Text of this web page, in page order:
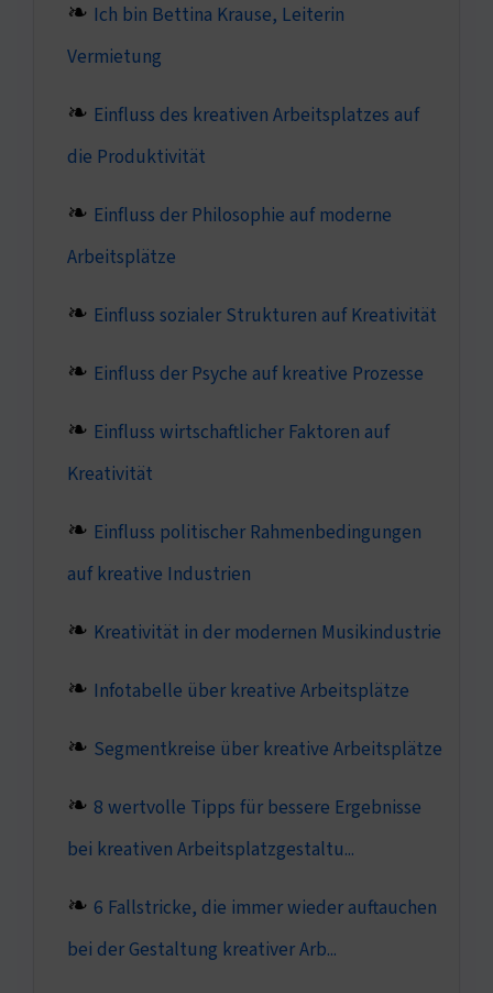
Ich bin Bettina Krause, Leiterin
Vermietung
Einfluss des kreativen Arbeitsplatzes auf
die Produktivität
Einfluss der Philosophie auf moderne
Arbeitsplätze
Einfluss sozialer Strukturen auf Kreativität
Einfluss der Psyche auf kreative Prozesse
Einfluss wirtschaftlicher Faktoren auf
Kreativität
Einfluss politischer Rahmenbedingungen
auf kreative Industrien
Kreativität in der modernen Musikindustrie
Infotabelle über kreative Arbeitsplätze
Segmentkreise über kreative Arbeitsplätze
8 wertvolle Tipps für bessere Ergebnisse
bei kreativen Arbeitsplatzgestaltu...
6 Fallstricke, die immer wieder auftauchen
bei der Gestaltung kreativer Arb...